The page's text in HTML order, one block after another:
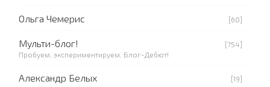
Ольга Чемерис [60]
Мульти-блог!
[754]
Пробуем, экспериментируем. Блог-Дебют!
Александр Белых [19]